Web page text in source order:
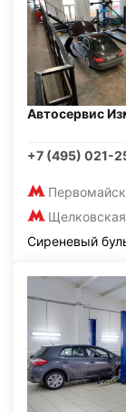
Автосервис
+7 (495) 021-
Щелковская
Сиреневый